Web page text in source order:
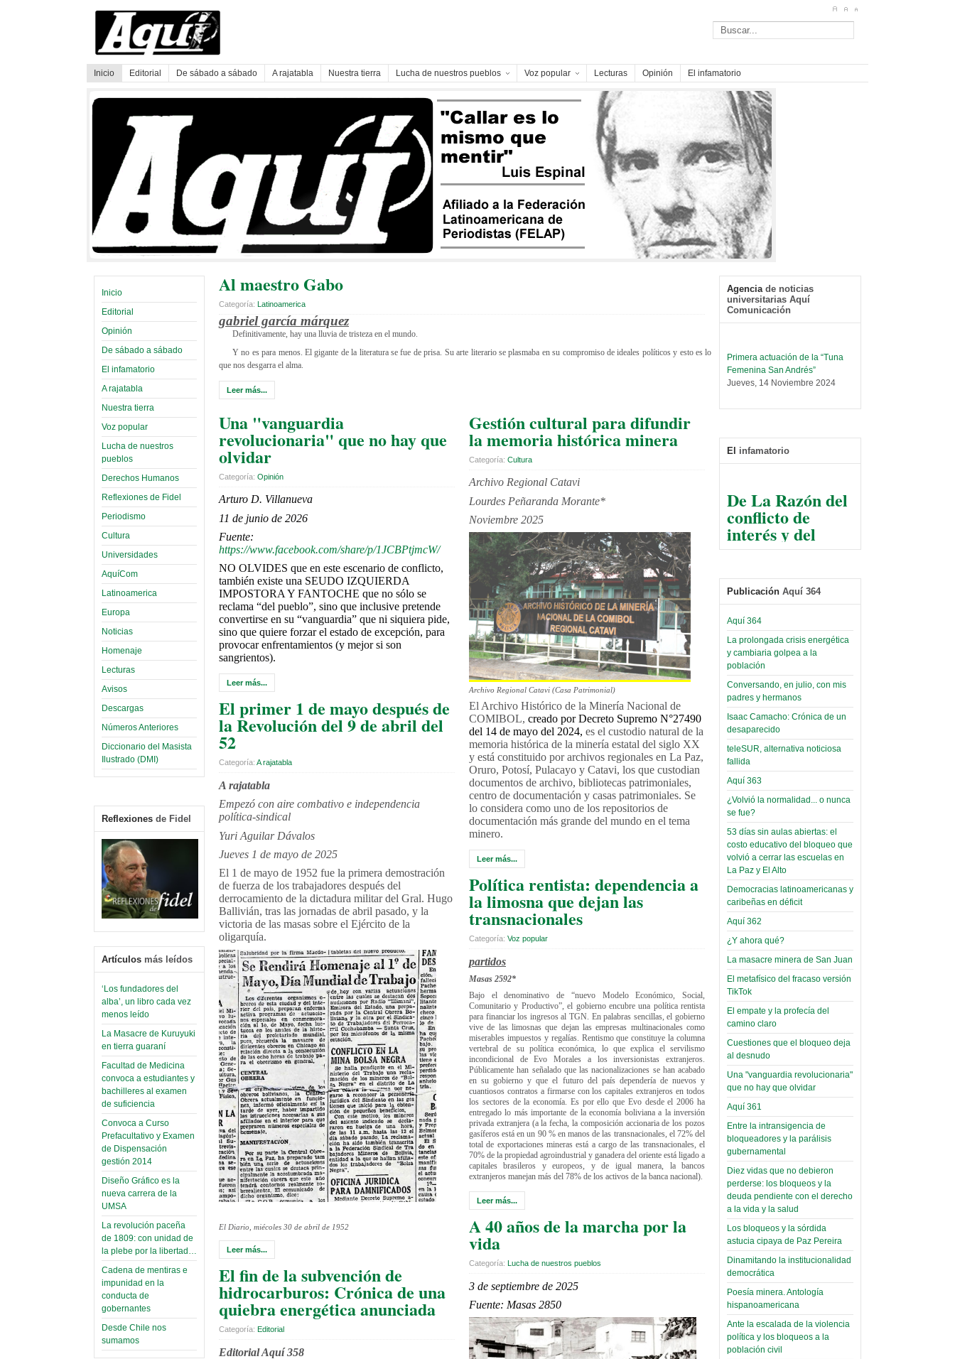
Inicio Editorial De sábado a sábado A rajatabla Nuestra tierra Lucha de nuestros pueblos Voz popular Lecturas Opinión El infamatorio
Inicio
Editorial
Opinión
De sábado a sábado
El infamatorio
A rajatabla
Nuestra tierra
Voz popular
Lucha de nuestros
pueblos
Derechos Humanos
Reflexiones de Fidel
Periodismo
Cultura
Universidades
AquíCom
Latinoamerica
Europa
Noticias
Homenaje
Lecturas
Avisos
Descargas
Números Anteriores
Diccionario del Masista
Ilustrado (DMI)
Reflexiones de Fidel
Artículos más leídos
‘Los fundadores del
alba’, un libro cada vez
menos leído
La Masacre de Kuruyuki
en tierra guaraní
Facultad de Medicina
convoca a estudiantes y
bachilleres al examen
de suficiencia
Convoca a Curso
Prefacultativo y Examen
de Dispensación
gestión 2014
Diseño Gráfico es la
nueva carrera de la
UMSA
La revolución paceña
de 1809: con unidad de
la plebe por la libertad…
Cadena de mentiras e
impunidad en la
conducta de
gobernantes
Desde Chile nos
sumamos
Al maestro Gabo
Categoría: Latinoamerica
gabriel garcía márquez
Definitivamente, hay una lluvia de tristeza en el mundo.
Y no es para menos. El gigante de la literatura se fue de prisa. Su arte literario se plasmaba en su compromiso de ideales políticos y esto es lo
que nos desgarra el alma.
Leer más...
Una "vanguardia
revolucionaria" que no hay que
olvidar
Categoría: Opinión
Arturo D. Villanueva
11 de junio de 2026
Fuente:
https://www.facebook.com/share/p/1JCBPtjmcW/
NO OLVIDES que en este escenario de conflicto,
también existe una SEUDO IZQUIERDA
IMPOSTORA Y FANTOCHE que no sólo se
reclama “del pueblo”, sino que inclusive pretende
convertirse en su “vanguardia” que ni siquiera pide,
sino que quiere forzar el estado de excepción, para
provocar enfrentamientos (y mejor si son
sangrientos).
Leer más...
El primer 1 de mayo después de
la Revolución del 9 de abril del
52
Categoría: A rajatabla
A rajatabla
Empezó con aire combativo e independencia
política-sindical
Yuri Aguilar Dávalos
Jueves 1 de mayo de 2025
El 1 de mayo de 1952 fue la primera demostración
de fuerza de los trabajadores después del
derrocamiento de la dictadura militar del Gral. Hugo
Ballivián, tras las jornadas de abril pasado, y la
victoria de las masas sobre el Ejército de la
oligarquía.
El Diario, miécoles 30 de abril de 1952
Leer más...
El fin de la subvención de
hidrocarburos: Crónica de una
quiebra energética anunciada
Categoría: Editorial
Editorial Aquí 358
Gestión cultural para difundir
la memoria histórica minera
Categoría: Cultura
Archivo Regional Catavi
Lourdes Peñaranda Morante*
Noviembre 2025
Archivo Regional Catavi (Casa Patrimonial)
El Archivo Histórico de la Minería Nacional de
COMIBOL, creado por Decreto Supremo N°27490
del 14 de mayo del 2024, es el custodio natural de la
memoria histórica de la minería estatal del siglo XX
y está constituido por archivos regionales en La Paz,
Oruro, Potosí, Pulacayo y Catavi, los que custodian
documentos de archivo, bibliotecas patrimoniales,
centro de documentación y casas patrimoniales. Se
lo considera como uno de los repositorios de
documentación más grande del mundo en el tema
minero.
Leer más...
Política rentista: dependencia a
la limosna que dejan las
transnacionales
Categoría: Voz popular
partidos
Masas 2592*
Bajo el denominativo de “nuevo Modelo Económico, Social,
Comunitario y Productivo”, el gobierno encubre una política rentista
para financiar los ingresos al TGN. En palabras sencillas, el gobierno
vive de las limosnas que dejan las empresas multinacionales como
miserables impuestos y regalías. Rentismo que constituye la columna
vertebral de su política económica, lo que explica el servilismo
incondicional de Evo Morales a los inversionistas extranjeros.
Públicamente han señalado que las nacionalizaciones se han acabado
en su gobierno y que el futuro del país dependería de nuevos y
cuantiosos contratos a firmarse con los capitales extranjeros en todos
los sectores de la economía. Es por ello que Evo desde el 2006 ha
entregado lo más importante de la economía boliviana a la inversión
privada extranjera (a la fecha, la composición accionaria de los pozos
gasíferos está en un 90 % en manos de las transnacionales, el 72% del
total de exportaciones mineras está a cargo de las transnacionales, el
70% de la propiedad agroindustrial y ganadera del oriente está ligado a
capitales brasileros y europeos, y de igual manera, la bancos
extranjeros manejan más del 78% de los activos de la banca nacional).
Leer más...
A 40 años de la marcha por la
vida
Categoría: Lucha de nuestros pueblos
3 de septiembre de 2025
Fuente: Masas 2850
Agencia de noticias
universitarias Aquí
Comunicación
Femenina San Andrés”
Jueves, 14 Noviembre 2024
tráfico de personas
Sábado, 14 Septiembre 2024
taller de software estadístico en
la UMSA
Sábado, 14 Septiembre 2024
certificados por apoyo al
Séptimo Encuentro de
Economistas
Sábado, 14 Octubre 2023
Leer Más...
Trabajo Social de la UMSA
volverá a las urnas para elegir a
su directora
Sábado, 14 Octubre 2023
Leer Más...
Candidatos del MAS se
presentarán en la UMSA
Jueves, 14 Septiembre 2023
Leer Más...
Carrera de Geografía realiza
Segundo Congreso Nacional
Viernes, 14 Octubre 2022
Leer Más...
Docentes y estudiantes de
Trabajo Social de la UMSA
elegirán directora
Viernes, 14 Octubre 2022
Leer Más...
“Tuna Femenina San Andrés”
toca y canta con coraje
Miércoles, 14 Septiembre 2022
Leer Más...
Posesionan a dirigentes de
Asociación de Docentes
Domingo, 14 Agosto 2022
Leer Más...
El infamatorio
De La Razón del
conflicto de
interés y del
razonable arte
y esconder la
mano
Jueves, 10 Diciembre 2020
Read more...
Infierno Covid
parte VI:
Gabinete de
Áñez se atribuye
construcción de
hospitales
prefabricados en
la que no tuvo
participación;
más de 24 horas
después rectifica
parcialmente
El Infamatorio
Miércoles, 09 Diciembre 2020
Read more...
Interpretación
de un álbum de
narco-fotos
(Miscelánea
Palaciega 8)
El Infamatorio
Miércoles, 19 Junio 2019
Read more...
Cosmética
descolonizadora
(Miscelánea
palaciega 7)
Lunes, 27 Mayo 2019
Read more...
Creacionismo,
filtraciones e
inicio de la
campaña del
MAS
(Miscelánea
palaciega 6)
El Infamatorio
Domingo, 12 Mayo 2019
Read more...
Publicación Aquí 364
Aquí 364
La prolongada crisis energética
y cambiaria golpea a la
población
Conversando, en julio, con mis
padres y hermanos
Isaac Camacho: Crónica de un
desaparecido
teleSUR, alternativa noticiosa
fallida
Aquí 363
¿Volvió la normalidad... o nunca
se fue?
53 días sin aulas abiertas: el
costo educativo del bloqueo que
volvió a cerrar las escuelas en
La Paz y El Alto
Democracias latinoamericanas y
caribeñas en déficit
Aquí 362
¿Y ahora qué?
La masacre minera de San Juan
El metafísico del fracaso versión
TikTok
El empate y la profecía del
camino claro
Cuestiones que el bloqueo deja
al desnudo
Una "vanguardia revolucionaria"
que no hay que olvidar
Aquí 361
Entre la intransigencia de
bloqueadores y la parálisis
gubernamental
Diez vidas que no debieron
perderse: los bloqueos y la
deuda pendiente con el derecho
a la vida y la salud
Los bloqueos y la sórdida
astucia cipaya de Paz Pereira
Dinamitando la institucionalidad
democrática
Poesía minera. Antología
hispanoamericana
Ante la escalada de la violencia
política y los bloqueos a la
población civil